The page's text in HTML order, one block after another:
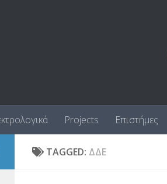
Projects Επιστήμες
TAGGED: ΔΔΕ